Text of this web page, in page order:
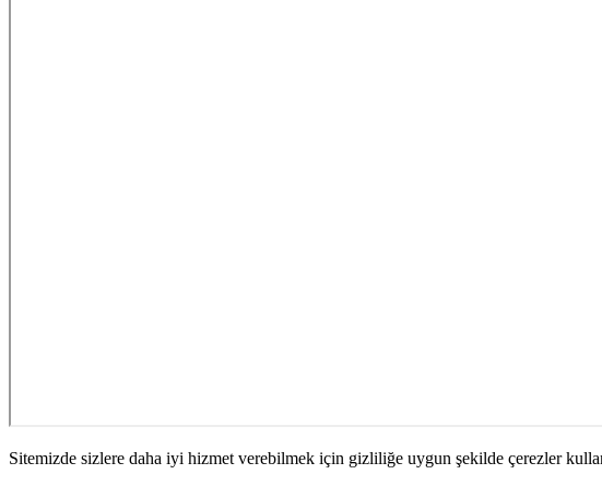
Sitemizde sizlere daha iyi hizmet verebilmek için gizliliğe uygun şekilde çerezler